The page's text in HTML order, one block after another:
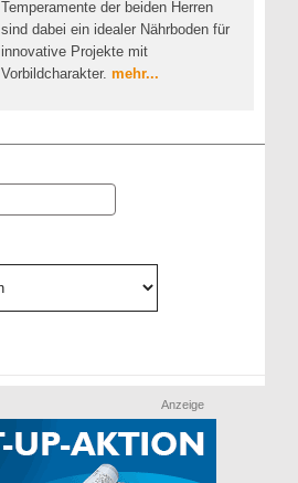
Temperamente der beiden Herren
sind dabei ein idealer Nährboden für
innovative Projekte mit
Vorbildcharakter. mehr...
Anzeige